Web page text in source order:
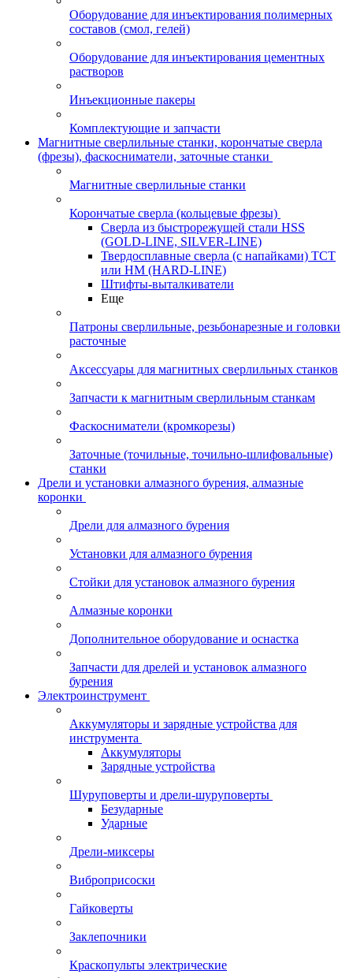
Оборудование для инъектирования полимерных
составов (смол, гелей)
Оборудование для инъектирования цементных
растворов
Инъекционные пакеры
Комплектующие и запчасти
Магнитные сверлильные станки, корончатые сверла
(фрезы), фаскосниматели, заточные станки
Магнитные сверлильные станки
Корончатые сверла (кольцевые фрезы)
Сверла из быстрорежущей стали HSS
(GOLD-LINE, SILVER-LINE)
Твердосплавные сверла (с напайками) ТСТ
или HM (HARD-LINE)
Штифты-выталкиватели
Еще
Патроны сверлильные, резьбонарезные и головки
расточные
Аксессуары для магнитных сверлильных станков
Запчасти к магнитным сверлильным станкам
Фаскосниматели (кромкорезы)
Заточные (точильные, точильно-шлифовальные)
станки
Дрели и установки алмазного бурения, алмазные
коронки
Дрели для алмазного бурения
Установки для алмазного бурения
Стойки для установок алмазного бурения
Алмазные коронки
Дополнительное оборудование и оснастка
Запчасти для дрелей и установок алмазного
бурения
Электроинструмент
Аккумуляторы и зарядные устройства для
инструмента
Аккумуляторы
Зарядные устройства
Шуруповерты и дрели-шуруповерты
Безударные
Ударные
Дрели-миксеры
Виброприсоски
Гайковерты
Заклепочники
Краскопульты электрические